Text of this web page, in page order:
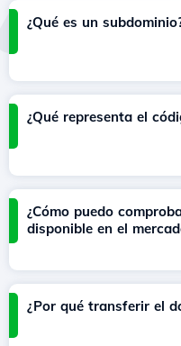
¿Qué es un
¿Qué representa el
¿Cómo puedo
disponible en el
¿Por qué transferir el